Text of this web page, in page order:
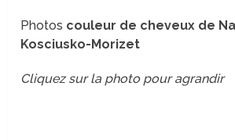
Photos couleur de cheveux de
Kosciusko-Morizet
Cliquez sur la photo pour agrandir